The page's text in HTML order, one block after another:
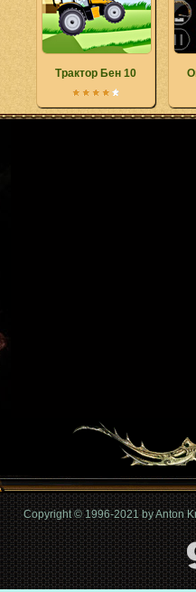
Трактор Бен 10
Copyright © 1996-2021 by Anton